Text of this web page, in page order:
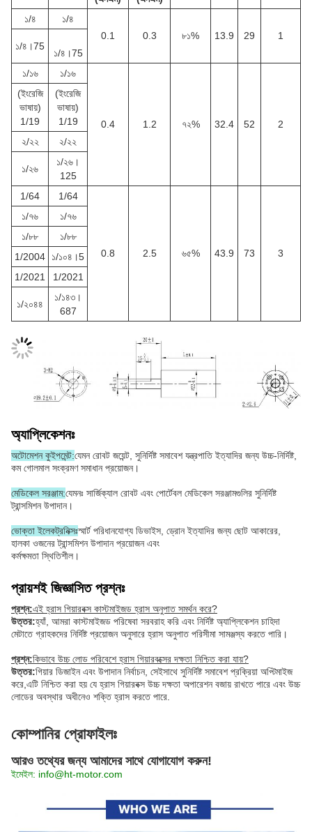
১/৪
১/৪
0.1
0.3 ৮১% 13.9 29
1
১/৪।75
১/৪।75
১/১৬
১/১৬
0.4 1.2 ৭২% 32.4 52 2
(ইংরেজি
ভাষায়)
1/19
(ইংরেজি
ভাষায়)
1/19
২/২২
২/২২
১/২৬
১/২৬।
125
1/64
1/64
0.8 2.5 ৬৫% 43.9 73 3
১/৭৬
১/৭৬
১/৮৮
১/৮৮
1/2004
১/১০৪।5
1/2021
1/2021
১/২০৪৪
১/১৪৩।
687
অ্যাপ্লিকেশনঃ
অটোমেশন কুইপমেন্ট:যেমন রোবট জয়েন্ট, সুনির্দিষ্ট সমাবেশ যন্ত্রপাতি ইত্যাদির জন্য উচ্চ-নির্দিষ্ট,
কম গোলমাল সংক্রমণ সমাধান প্রয়োজন।
মেডিকেল সরঞ্জাম:যেমনঃ সার্জিক্যাল রোবট এবং পোর্টেবল মেডিকেল সরঞ্জামগুলির সুনির্দিষ্ট
ট্রান্সমিশন উপাদান।
ভোক্তা ইলেকট্রনিক্সঃস্মার্ট পরিধানযোগ্য ডিভাইস, ড্রোন ইত্যাদির জন্য ছোট আকারের,
হালকা ওজনের ট্রান্সমিশন উপাদান প্রয়োজন এবং
কর্মক্ষমতা স্থিতিশীল।
প্রায়শই জিজ্ঞাসিত প্রশ্নঃ
প্রশ্ন:এই হ্রাস গিয়ারবক্স কাস্টমাইজড হ্রাস অনুপাত সমর্থন করে?
উত্তর:হ্যাঁ, আমরা কাস্টমাইজড পরিষেবা সরবরাহ করি এবং নির্দিষ্ট অ্যাপ্লিকেশন চাহিদা
মেটাতে গ্রাহকদের নির্দিষ্ট প্রয়োজন অনুসারে হ্রাস অনুপাত পরিসীমা সামঞ্জস্য করতে পারি।
প্রশ্ন:কিভাবে উচ্চ লোড পরিবেশে হ্রাস গিয়ারবক্সের দক্ষতা নিশ্চিত করা যায়?
উত্তর:গিয়ার ডিজাইন এবং উপাদান নির্বাচন, সেইসাথে সুনির্দিষ্ট সমাবেশ প্রক্রিয়া অপ্টিমাইজ
করে,এটি নিশ্চিত করা হয় যে হ্রাস গিয়ারবক্স উচ্চ দক্ষতা অপারেশন বজায় রাখতে পারে এবং উচ্চ
লোডের অবস্থার অধীনেও শক্তি হ্রাস করতে পারে.
কোম্পানির প্রোফাইলঃ
আরও তথ্যের জন্য আমাদের সাথে যোগাযোগ করুন!
ইমেইল: info@ht-motor.com